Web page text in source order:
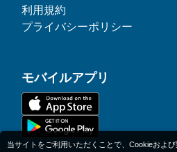
利用規約
プライバシーポリシー
モバイルアプリ
当サイトをご利用いただくことで、Cookieおよ